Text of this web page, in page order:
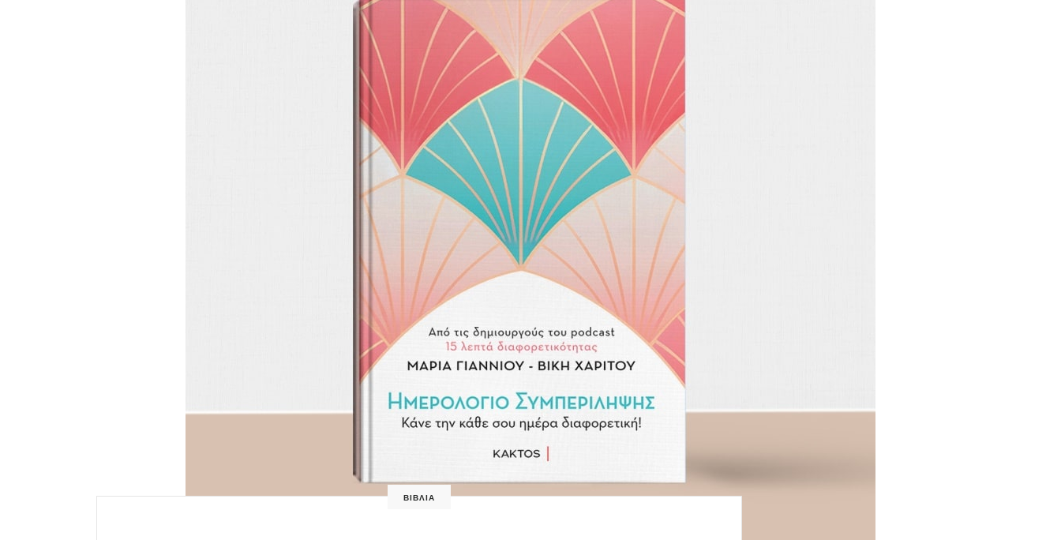
ΒΙΒΛΙΑ